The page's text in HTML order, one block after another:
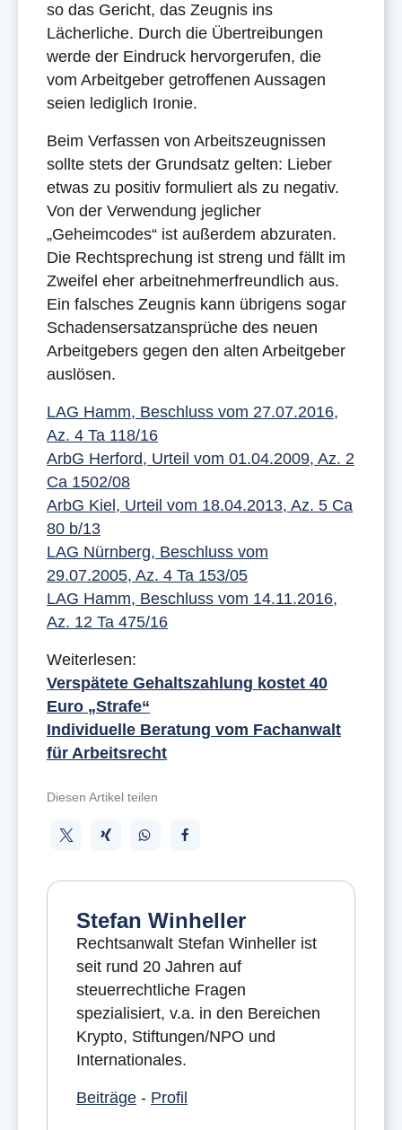
so das Gericht, das Zeugnis ins
Lächerliche. Durch die Übertreibungen
werde der Eindruck hervorgerufen, die
vom Arbeitgeber getroffenen Aussagen
seien lediglich Ironie.
Beim Verfassen von Arbeitszeugnissen
sollte stets der Grundsatz gelten: Lieber
etwas zu positiv formuliert als zu negativ.
Von der Verwendung jeglicher
„Geheimcodes“ ist außerdem abzuraten.
Die Rechtsprechung ist streng und fällt im
Zweifel eher arbeitnehmerfreundlich aus.
Ein falsches Zeugnis kann übrigens sogar
Schadensersatzansprüche des neuen
Arbeitgebers gegen den alten Arbeitgeber
auslösen.
LAG Hamm, Beschluss vom 27.07.2016,
Az. 4 Ta 118/16
ArbG Herford, Urteil vom 01.04.2009, Az. 2
Ca 1502/08
ArbG Kiel, Urteil vom 18.04.2013, Az. 5 Ca
80 b/13
LAG Nürnberg, Beschluss vom
29.07.2005, Az. 4 Ta 153/05
LAG Hamm, Beschluss vom 14.11.2016,
Az. 12 Ta 475/16
Weiterlesen:
Verspätete Gehaltszahlung kostet 40
Euro „Strafe“
Individuelle Beratung vom Fachanwalt
für Arbeitsrecht
Diesen Artikel teilen
Stefan Winheller
Rechtsanwalt Stefan Winheller ist
seit rund 20 Jahren auf
steuerrechtliche Fragen
spezialisiert, v.a. in den Bereichen
Krypto, Stiftungen/NPO und
Internationales.
Beiträge - Profil